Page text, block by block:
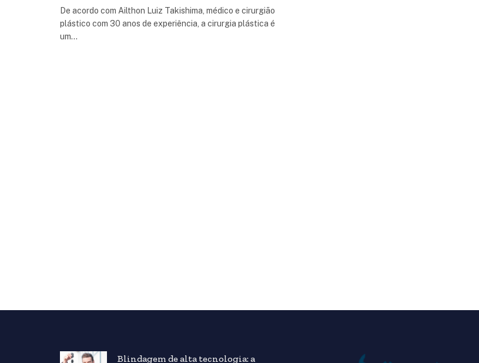
De acordo com Ailthon Luiz Takishima, médico e cirurgião
plástico com 30 anos de experiência, a cirurgia plástica é
um…
Blindagem de alta tecnologia: a